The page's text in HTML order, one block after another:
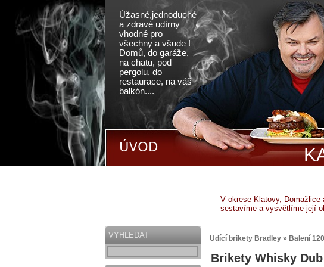
Úžasné,jednoduché
a zdravé udírny
vhodné pro
všechny a všude !
Domů, do garáže,
na chatu, pod
pergolu, do
restaurace, na váš
balkón....
ÚVOD
V okrese Klatovy,
sestavíme a vysvětlíme její
VYHLEDAT Udící brikety Bradley » Balení
Brikety Whisky